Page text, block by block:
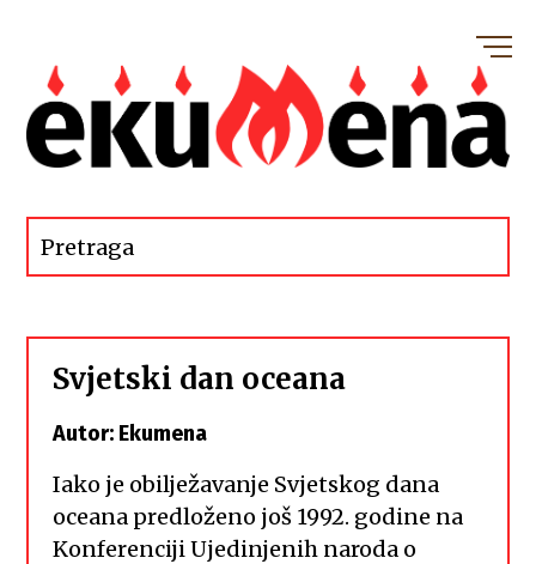
Svjetski dan oceana
Autor: Ekumena
Iako je obilježavanje Svjetskog dana
oceana predloženo još 1992. godine na
Konferenciji Ujedinjenih naroda o